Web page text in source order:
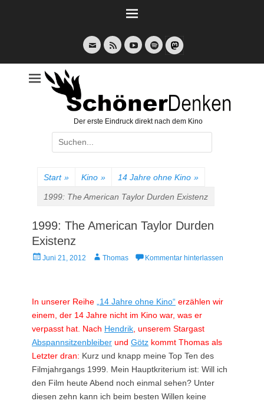
E-
Mail
Feed YouTubeSpotify
Der erste Eindruck direkt nach dem Kino
Suche
nach:
Start » Kino » 14 Jahre ohne Kino »
1999: The American Taylor Durden Existenz
1999: The American Taylor Durden
Existenz
Veröffentlicht
Juni 21, 2012 AutorThomas Kommentar hinterlassen
In unserer Reihe „14 Jahre ohne Kino“ erzählen wir
einem, der 14 Jahre nicht im Kino war, was er
verpasst hat. Nach Hendrik , unserem Stargast
Abspannsitzenbleiber und Götz kommt Thomas als
Letzter dran: Kurz und knapp meine Top Ten des
Filmjahrgangs 1999. Mein Hauptkriterium ist: Will ich
den Film heute Abend noch einmal sehen? Unter
diesen zehn kann ich beim besten Willen keine